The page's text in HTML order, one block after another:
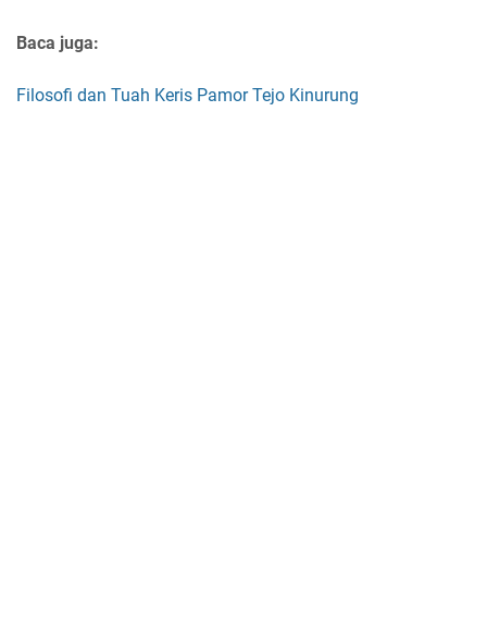
Baca juga:
Filosofi dan Tuah Keris Pamor Tejo Kinurung